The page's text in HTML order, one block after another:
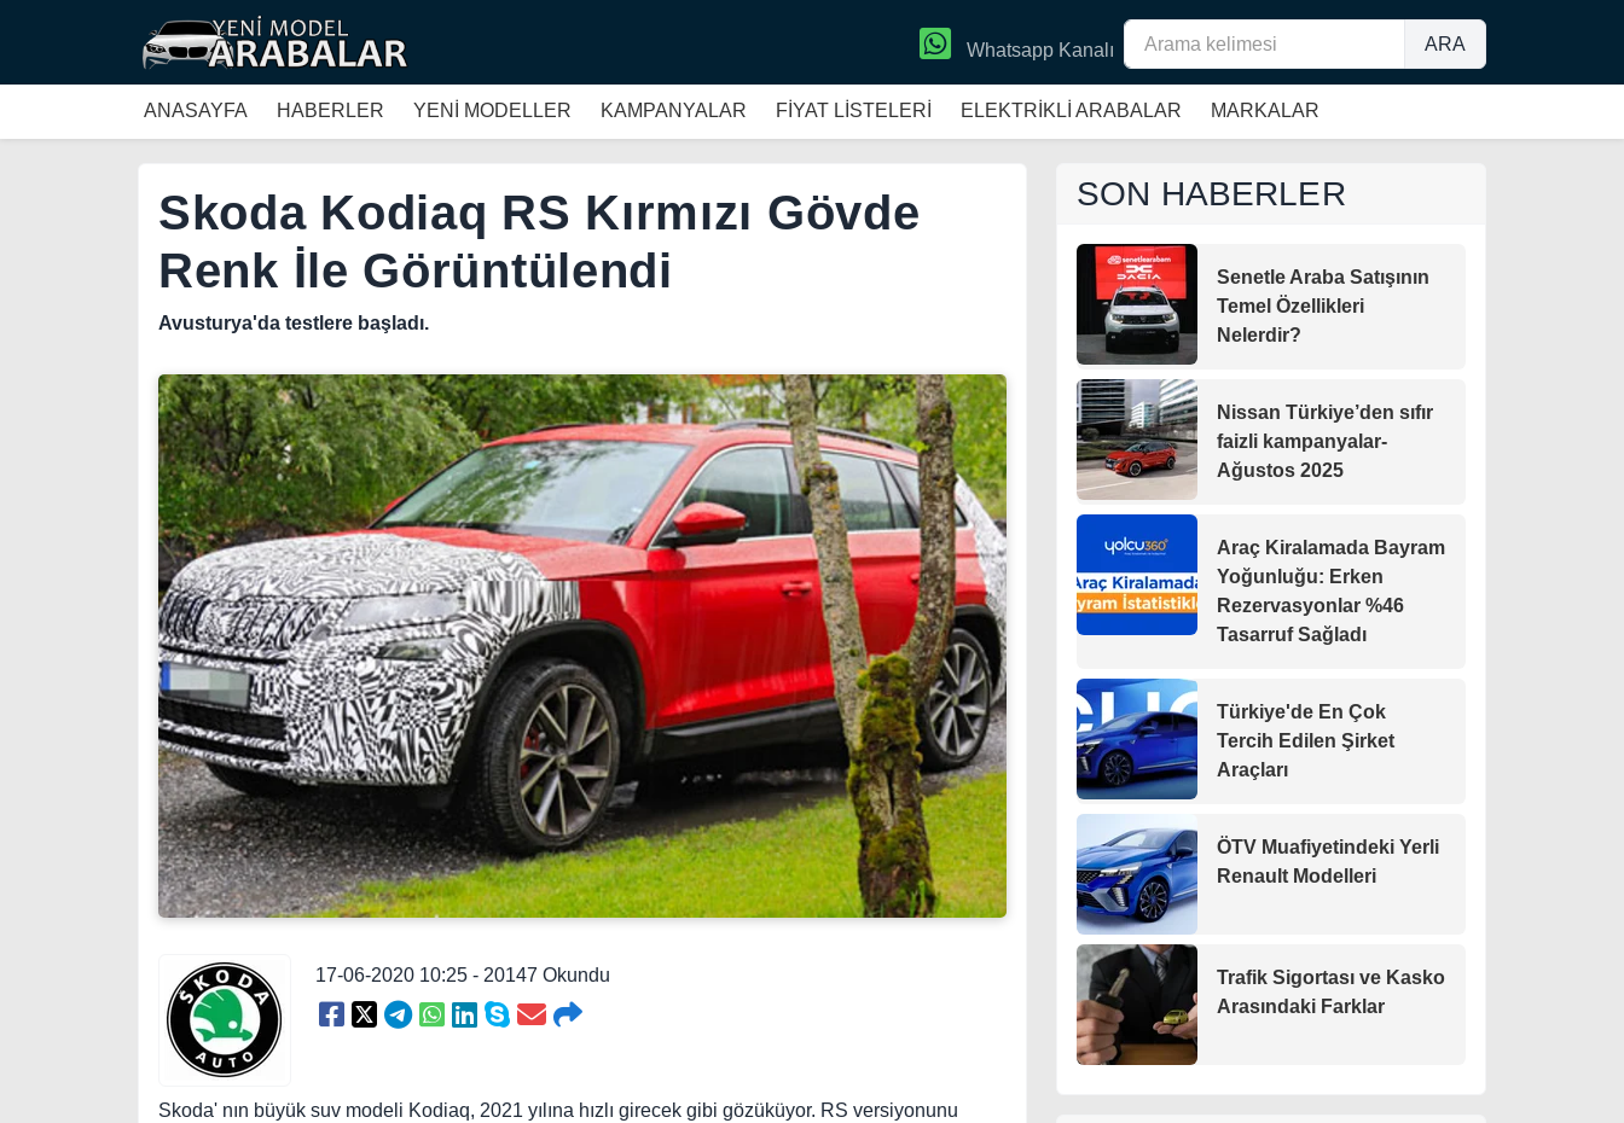
ARA
Whatsapp Kanalı
ANASAYFA HABERLER YENİ MODELLER KAMPANYALAR FİYAT LİSTELERİ ELEKTRİKLİ ARABALAR MARKALAR
Skoda Kodiaq RS Kırmızı Gövde
Renk İle Görüntülendi
Avusturya'da testlere başladı.
17-06-2020 10:25 - 20147 Okundu
Skoda' nın büyük suv modeli Kodiaq, 2021 yılına hızlı girecek gibi gözüküyor. RS versiyonunu
SON HABERLER
Senetle Araba Satışının
Temel Özellikleri
Nelerdir?
Nissan Türkiye’den sıfır
faizli kampanyalar-
Ağustos 2025
Araç Kiralamada Bayram
Yoğunluğu: Erken
Rezervasyonlar %46
Tasarruf Sağladı
Türkiye'de En Çok
Tercih Edilen Şirket
Araçları
ÖTV Muafiyetindeki Yerli
Renault Modelleri
Trafik Sigortası ve Kasko
Arasındaki Farklar